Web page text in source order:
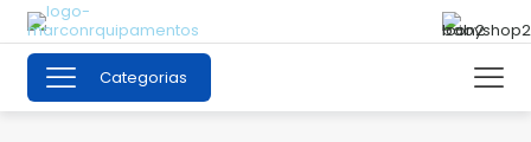
Categorias